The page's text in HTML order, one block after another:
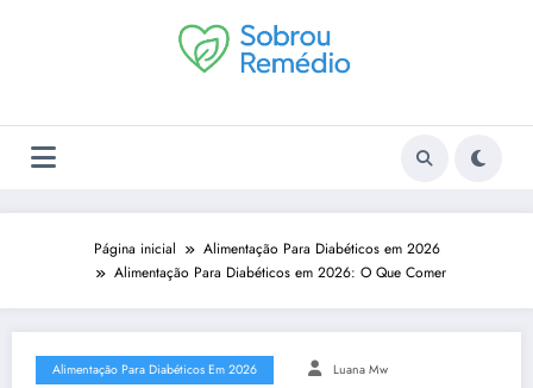
Página inicial
Alimentação Para Diabéticos em 2026
Alimentação Para Diabéticos em 2026: O Que Comer
Alimentação Para Diabéticos Em 2026 Luana Mw